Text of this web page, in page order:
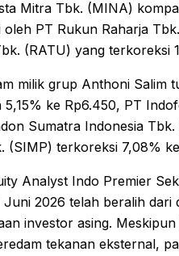
Mitra Tbk. (MINA)
oleh PT Rukun Raharja
(RATU) yang terkoreksi
milik grup Anthoni Salim
ke Rp6.450, PT
Sumatra Indonesia
(SIMP) terkoreksi 7,08%
Analyst Indo Premier
2026 telah beralih dari
investor asing.
tekanan eksternal,